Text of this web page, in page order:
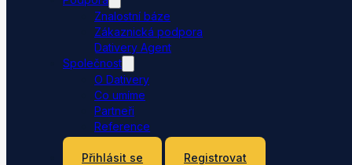
Znalostní báze
Zákaznická podpora
Dativery Agent
Společnost
O Dativery
Co umíme
Partneři
Reference
Přihlásit se
Registrovat